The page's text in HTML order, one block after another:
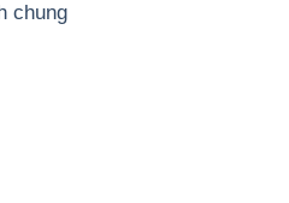
chung